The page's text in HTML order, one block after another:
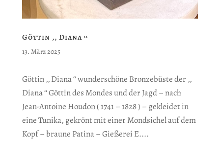
Göttin ‚‚ Diana ‘‘
13. März 2025
Göttin ‚‚ Diana ‘‘ wunderschöne Bronzebüste der ‚‚
Diana ‘‘ Göttin des Mondes und der Jagd – nach
Jean-Antoine Houdon ( 1741 – 1828 ) – gekleidet in
eine Tunika, gekrönt mit einer Mondsichel auf dem
Kopf – braune Patina – Gießerei E....